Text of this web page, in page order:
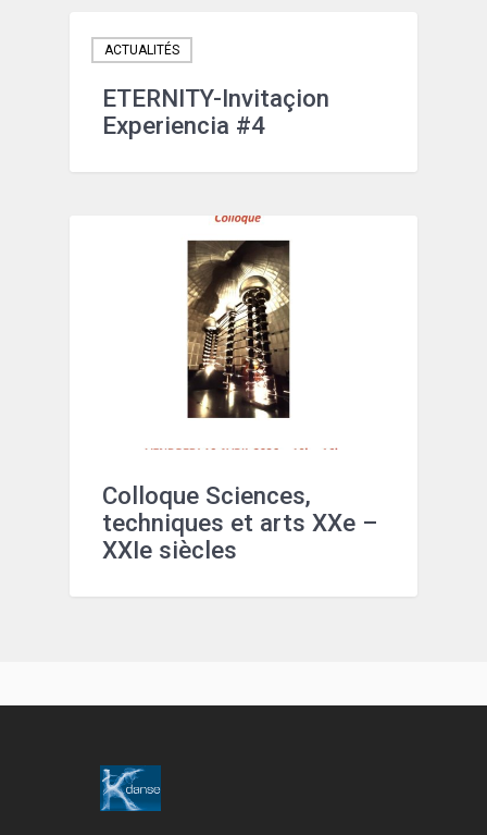
ACTUALITÉS
ETERNITY-Invitaçion
Experiencia #4
Colloque Sciences,
techniques et arts XXe –
XXIe siècles